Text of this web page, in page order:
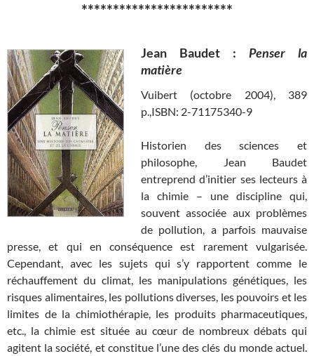
************************
Jean Baudet : Penser la
matière
Vuibert (octobre 2004), 389
p.,ISBN: 2-71175340-9
Historien des sciences et
philosophe, Jean Baudet
entreprend d’initier ses lecteurs à
la chimie – une discipline qui,
souvent associée aux problèmes
de pollution, a parfois mauvaise
presse, et qui en conséquence est rarement vulgarisée.
Cependant, avec les sujets qui s’y rapportent comme le
réchauffement du climat, les manipulations génétiques, les
risques alimentaires, les pollutions diverses, les pouvoirs et les
limites de la chimiothérapie, les produits pharmaceutiques,
etc., la chimie est située au cœur de nombreux débats qui
agitent la société, et constitue l’une des clés du monde actuel.